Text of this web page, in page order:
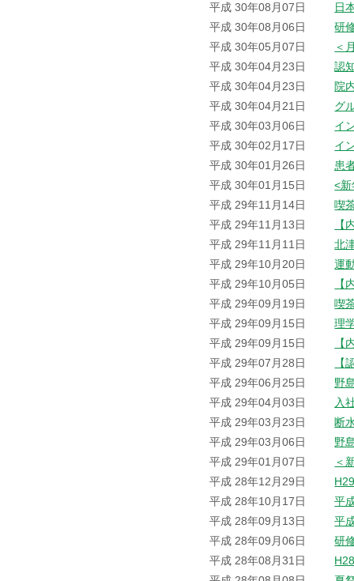
平成 30年08月07日
日
平成 30年08月06日
研
平成 30年05月07日
＜
平成 30年04月23日
認
平成 30年04月23日
院
平成 30年04月21日
グ
平成 30年03月06日
イ
平成 30年02月17日
イ
平成 30年01月26日
患
平成 30年01月15日
<
平成 29年11月14日
喫
平成 29年11月13日
【
平成 29年11月11日
北
平成 29年10月20日
運
平成 29年10月05日
【
平成 29年09月19日
喫
平成 29年09月15日
理
平成 29年09月15日
【
平成 29年07月28日
【
平成 29年06月25日
野
平成 29年04月03日
入
平成 29年03月23日
断
平成 29年03月06日
野
平成 29年01月07日
＜
平成 28年12月29日
平成 28年10月17日
平
平成 28年09月13日
平
平成 28年09月06日
研
平成 28年08月31日